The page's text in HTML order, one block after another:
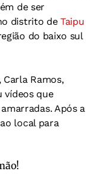
de ser
distrito de Taipu
do baixo sul
Carla Ramos,
vídeos que
Após a
local para